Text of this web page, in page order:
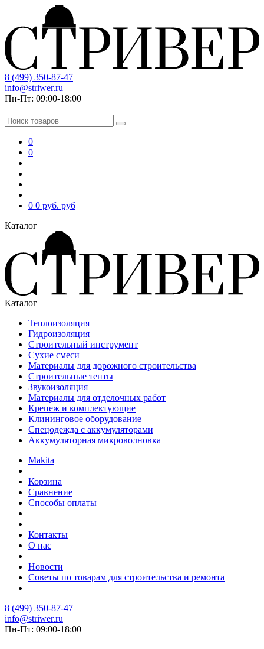
8 (499) 350-87-47
info@striwer.ru
Пн-Пт: 09:00-18:00
0
0
0 0 руб. руб
Каталог
Каталог
Теплоизоляция
Гидроизоляция
Строительный инструмент
Сухие смеси
Материалы для дорожного строительства
Строительные тенты
Звукоизоляция
Материалы для отделочных работ
Крепеж и комплектующие
Клининговое оборудование
Спецодежда с аккумуляторами
Аккумуляторная микроволновка
Makita
Корзина
Сравнение
Способы оплаты
Контакты
О нас
Новости
Советы по товарам для строительства и ремонта
8 (499) 350-87-47
info@striwer.ru
Пн-Пт: 09:00-18:00